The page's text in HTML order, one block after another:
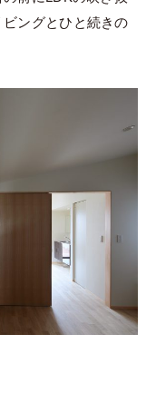
ングとひと続きの